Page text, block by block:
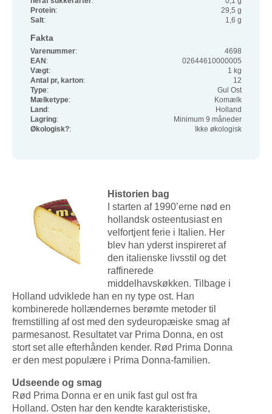
Historien bag
I starten af 1990’erne nød en
hollandsk osteentusiast en
velfortjent ferie i Italien. Her
blev han yderst inspireret af
den italienske livsstil og det
raffinerede
middelhavskøkken. Tilbage i
Holland udviklede han en ny type ost. Han
kombinerede hollændernes berømte metoder til
fremstilling af ost med den sydeuropæiske smag af
parmesanost. Resultatet var Prima Donna, en ost
stort set alle efterhånden kender. Rød Prima Donna
er den mest populære i Prima Donna-familien.
Udseende og smag
Rød Prima Donna er en unik fast gul ost fra
Holland. Osten har den kendte karakteristiske,
Protein:
29,5 g
Salt: 1,6 g
Fakta
Varenummer:
4698
EAN:
02644610000005
Vægt:
1 kg
Antal pr, karton:
12
Type:
Gul Ost
Mælketype:
Komælk
Land:
Holland
Lagring:
Minimum 9 måneder
Økologisk?: Ikke økologisk